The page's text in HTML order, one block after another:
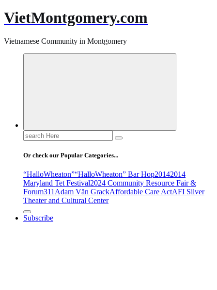
VietMontgomery.com
Vietnamese Community in Montgomery
Search
for:
Or check our Popular Categories...
“HalloWheaton”“HalloWheaton” Bar Hop20142014
Maryland Tet Festival2024 Community Resource Fair &
Forum311Adam Văn GrackAffordable Care ActAFI Silver
Theater and Cultural Center
Subscribe